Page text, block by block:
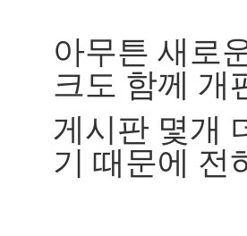
아무튼 새로
크도 함께 개
게시판 몇개
기 때문에 전